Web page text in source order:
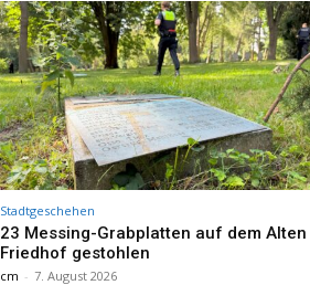
Stadtgeschehen
23 Messing-Grabplatten auf dem Alten
Friedhof gestohlen
cm - 7. August 2026